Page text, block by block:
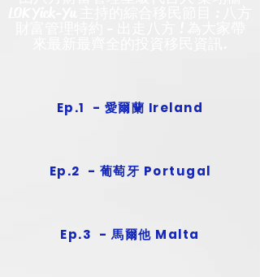
Ep.1 - 愛爾蘭 Ireland
Ep.2 - 葡萄牙 Portugal
Ep.3 - 馬爾他 Malta